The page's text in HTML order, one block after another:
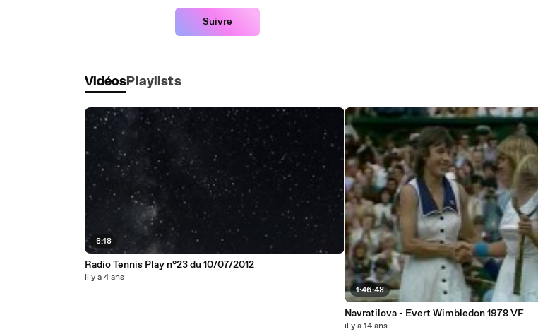
Suivre
Vidéos Playlists
8:18
Radio Tennis Play n°23 du 10/07/2012
il y a 4 ans
1:46:48
Navratilova - Evert Wimbledon 1978 VF
il y a 14 ans